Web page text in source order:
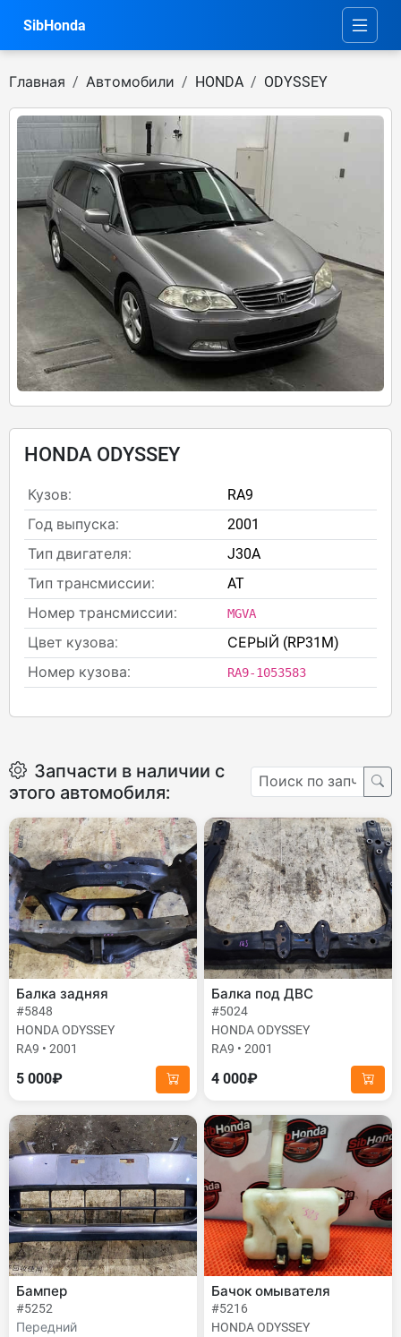
SibHonda
Главная Автомобили HONDA ODYSSEY
HONDA ODYSSEY
Кузов:
RA9
Год выпуска:
2001
Тип двигателя:
J30A
Тип трансмиссии:
AT
Номер трансмиссии:
MGVA
Цвет кузова:
СЕРЫЙ (RP31M)
Номер кузова:
RA9-1053583
Запчасти в наличии с
этого автомобиля:
Балка задняя
#5848
HONDA ODYSSEY
RA9 • 2001
5 000₽
Балка под ДВС
#5024
HONDA ODYSSEY
RA9 • 2001
4 000₽
Бампер
#5252
Передний
Бачок омывателя
#5216
HONDA ODYSSEY